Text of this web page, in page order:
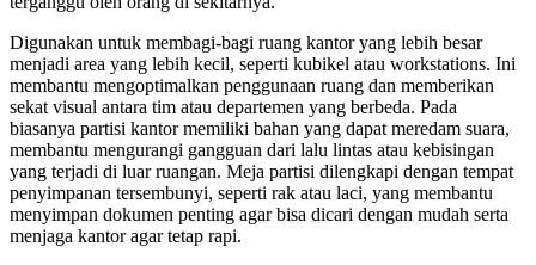
Digunakan untuk membagi-bagi ruang kantor yang lebih besar
menjadi area yang lebih kecil, seperti kubikel atau workstations. Ini
membantu mengoptimalkan penggunaan ruang dan memberikan
sekat visual antara tim atau departemen yang berbeda. Pada
biasanya partisi kantor memiliki bahan yang dapat meredam suara,
membantu mengurangi gangguan dari lalu lintas atau kebisingan
yang terjadi di luar ruangan. Meja partisi dilengkapi dengan tempat
penyimpanan tersembunyi, seperti rak atau laci, yang membantu
menyimpan dokumen penting agar bisa dicari dengan mudah serta
menjaga kantor agar tetap rapi.